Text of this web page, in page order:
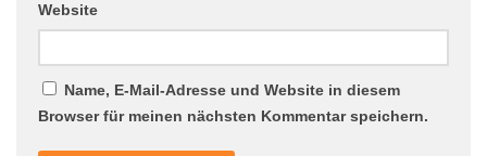
Website
Name, E-Mail-Adresse und Website in diesem
Browser für meinen nächsten Kommentar speichern.